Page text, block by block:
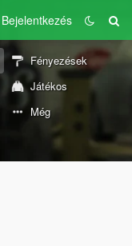
Bejelentkezés
Fényezések
Játékos
Még